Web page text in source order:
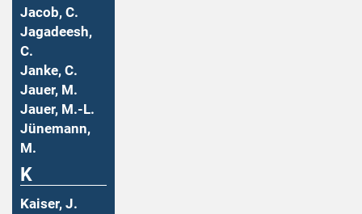
Jacob, C.
Jagadeesh,
C.
Janke, C.
Jauer, M.
Jauer, M.-L.
Jünemann,
M.
K
Kaiser, J.